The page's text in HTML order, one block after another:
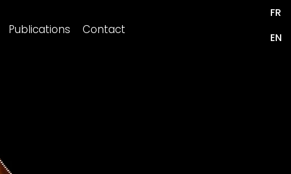
Publications Contact
FR
EN